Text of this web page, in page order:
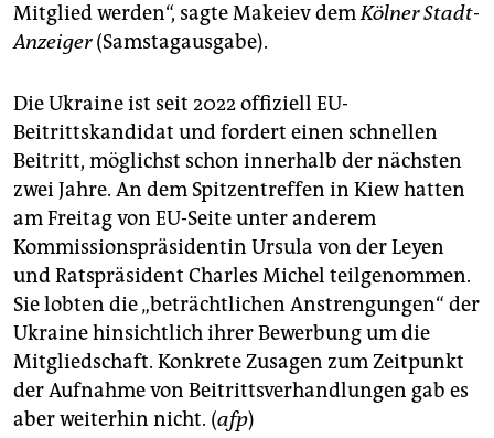
Mitglied werden“, sagte Makeiev demKölner Stadt-
Anzeiger(Samstagausgabe).
Die Ukraine ist seit 2022 offiziell EU-
Beitrittskandidat und fordert einen schnellen
Beitritt, möglichst schon innerhalb der nächsten
zwei Jahre. An dem Spitzentreffen in Kiew hatten
am Freitag von EU-Seite unter anderem
Kommissionspräsidentin Ursula von der Leyen
und Ratspräsident Charles Michel teilgenommen.
Sie lobten die „beträchtlichen Anstrengungen“ der
Ukraine hinsichtlich ihrer Bewerbung um die
Mitgliedschaft. Konkrete Zusagen zum Zeitpunkt
der Aufnahme von Beitrittsverhandlungen gab es
aber weiterhin nicht. (afp)